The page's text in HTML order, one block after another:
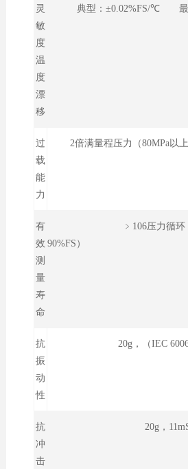
灵
敏
度
温
度
漂
移
典型：±0.02%FS/℃ 最
过
载
能
力
2倍满量程压力（80MPa以
有
效
测
量
寿
命
﹥106压力循环
抗
振
动
性
20g，（IEC
抗
冲
击
20g，